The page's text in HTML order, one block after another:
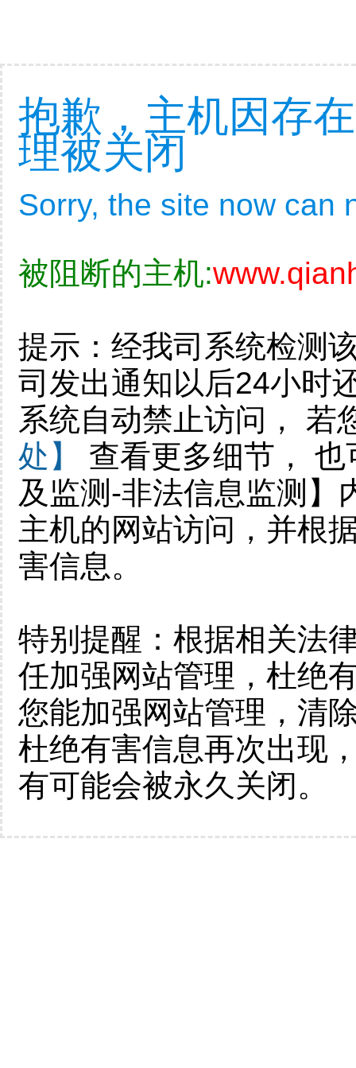
抱歉，主机因存
理被关闭
Sorry, the site now can
被阻断的主机:
提示：经我司系统检测
司发出通知以后24小时
系统自动禁止访问， 若
处】
查看更多细节，
及监测-非法信息监测】
主机的网站访问，并根
害信息。
特别提醒：根据相关法
任加强网站管理，杜绝
您能加强网站管理，清
杜绝有害信息再次出现
有可能会被永久关闭。